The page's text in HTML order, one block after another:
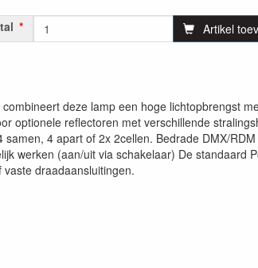
Artikel
deze lamp een hoge lichtopbrengst
optionele reflectoren met verschillende
4 apart of 2x 2cellen. Bedrade DMX/
werken (aan/uit via schakelaar) De standaard
draadaansluitingen.